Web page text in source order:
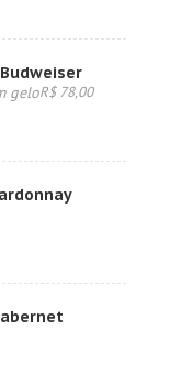
geloR$ 78,00